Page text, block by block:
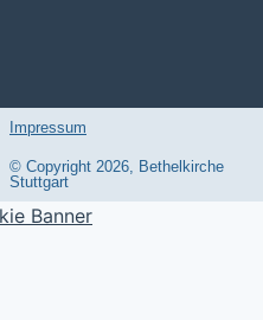
Impressum
© Copyright 2026, Bethelkirche
Stuttgart
Banner